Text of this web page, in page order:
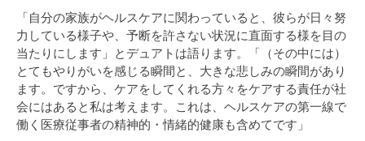
「自分の家族がヘルスケアに関わっていると、彼らが日々努
力している様子や、予断を許さない状況に直面する様を目の
当たりにします」とデュアトは語ります。「（その中には）
とてもやりがいを感じる瞬間と、大きな悲しみの瞬間があり
ます。ですから、ケアをしてくれる方々をケアする責任が社
会にはあると私は考えます。これは、ヘルスケアの第一線で
働く医療従事者の精神的・情緒的健康も含めてです」